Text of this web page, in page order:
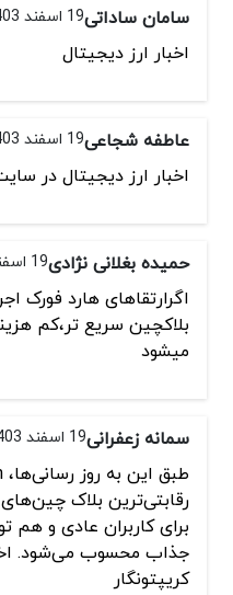
سامان ساداتی19 اسفند 1403 - 20:59
اخبار ارز دیجیتال
عاطفه شجاعی19 اسفند 1403 - 18:52
اخبار ارز دیجیتال در
حمیده بغلانی نژادی19 اسفند 1403 - 17:38
بلاکچین سریع تر،کم
میشود
سمانه زعفرانی19 اسفند 1403 - 16:31
رقابتی‌ترین بلاک
برای کاربران عادی و هم
جذاب محسوب می‌شود.
کریپتونگار